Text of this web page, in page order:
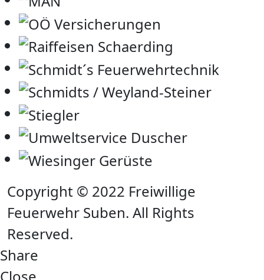
Copyright © 2022 Freiwillige
Feuerwehr Suben. All Rights
Reserved.
Share